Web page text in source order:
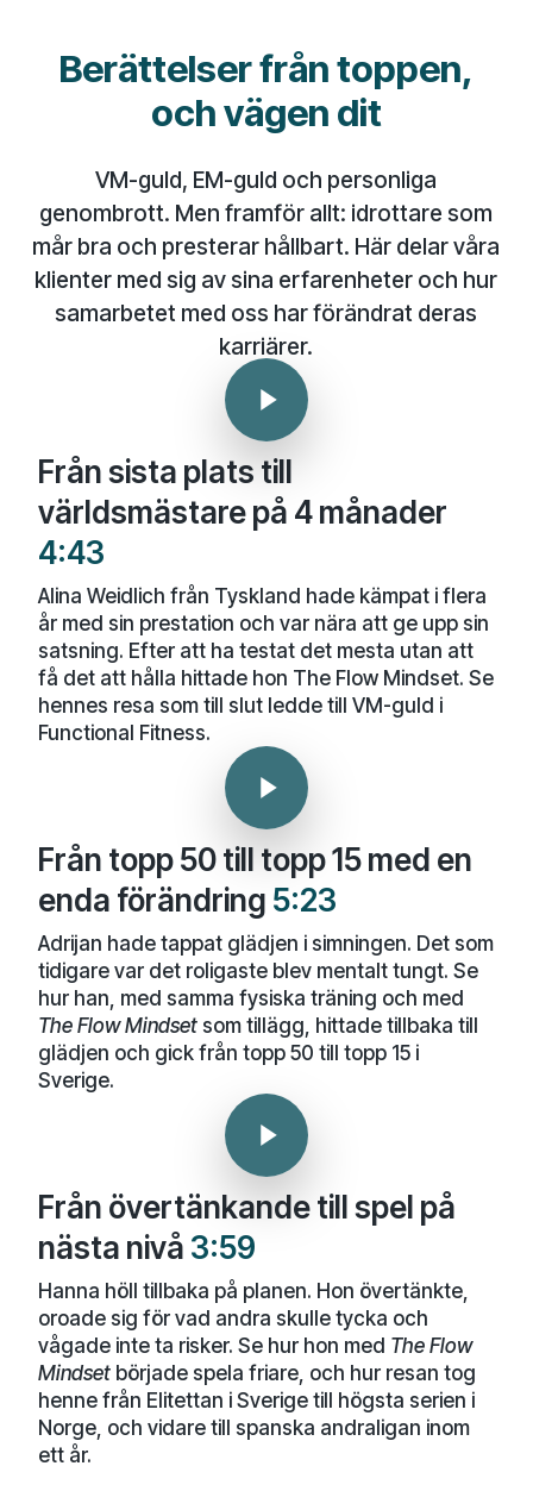
Berättelser från toppen,
och vägen dit
VM-guld, EM-guld och personliga
genombrott. Men framför allt: idrottare som
mår bra och presterar hållbart. Här delar våra
klienter med sig av sina erfarenheter och hur
samarbetet med oss har förändrat deras
karriärer.
Play Video
Från sista plats till
världsmästare på 4 månader
4:43
Alina Weidlich från Tyskland hade kämpat i flera
år med sin prestation och var nära att ge upp sin
satsning. Efter att ha testat det mesta utan att
få det att hålla hittade hon The Flow Mindset. Se
hennes resa som till slut ledde till VM-guld i
Functional Fitness.
Play Video
Från topp 50 till topp 15 med en
enda förändring 5:23
Adrijan hade tappat glädjen i simningen. Det som
tidigare var det roligaste blev mentalt tungt. Se
hur han, med samma fysiska träning och med
The Flow Mindsetsom tillägg, hittade tillbaka till
glädjen och gick från topp 50 till topp 15 i
Sverige.
Play Video
Från övertänkande till spel på
nästa nivå 3:59
Hanna höll tillbaka på planen. Hon övertänkte,
oroade sig för vad andra skulle tycka och
vågade inte ta risker. Se hur hon med The Flow
Mindsetbörjade spela friare, och hur resan tog
henne från Elitettan i Sverige till högsta serien i
Norge, och vidare till spanska andraligan inom
ett år.